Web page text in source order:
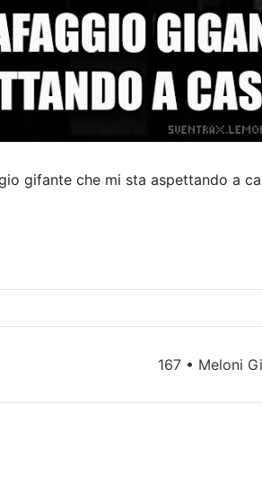
gifante che mi sta aspettando a
167 • Meloni